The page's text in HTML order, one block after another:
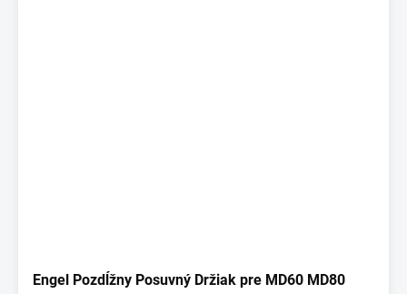
Engel Pozdĺžny Posuvný Držiak pre MD60 MD80